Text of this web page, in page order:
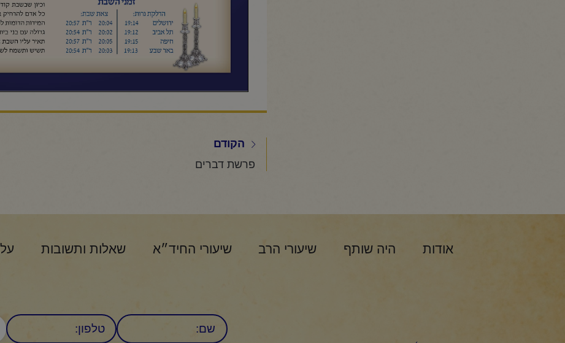
הקודם
פרשת דברים
אודות היה שותף שיעורי הרב שיעורי החיד״א שאלות ותשובות
שם טלפון: